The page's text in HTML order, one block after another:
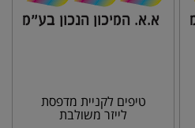
טיפים לקניית מדפסת
לייזר משולבת